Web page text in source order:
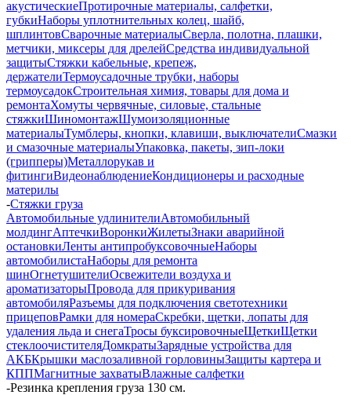
акустическиеПротирочные материалы, салфетки,
губкиНаборы уплотнительных колец, шайб,
шплинтовСварочные материалыСверла, полотна, плашки,
метчики, миксеры для дрелейСредства индивидуальной
защитыСтяжки кабельные, крепеж,
держателиТермоусадочные трубки, наборы
термоусадокСтроительная химия, товары для дома и
ремонтаХомуты червячные, силовые, стальные
стяжкиШиномонтажШумоизоляционные
материалыТумблеры, кнопки, клавиши, выключателиСмазки
и смазочные материалыУпаковка, пакеты, зип-локи
(грипперы)Металлорукав и
фитингиВидеонаблюдениеКондиционеры и расходные
материлы
-Стяжки груза
Автомобильные удлинителиАвтомобильный
молдингАптечкиВоронкиЖилетыЗнаки аварийной
остановкиЛенты антипробуксовочныеНаборы
автомобилистаНаборы для ремонта
шинОгнетушителиОсвежители воздуха и
ароматизаторыПровода для прикуривания
автомобиляРазъемы для подключения светотехники
прицеповРамки для номераСкребки, щетки, лопаты для
удаления льда и снегаТросы буксировочныеЩеткиЩетки
стеклоочистителяДомкратыЗарядные устройства для
АКБКрышки маслозаливной горловиныЗащиты картера и
КППМагнитные захватыВлажные салфетки
-Резинка крепления груза 130 см.